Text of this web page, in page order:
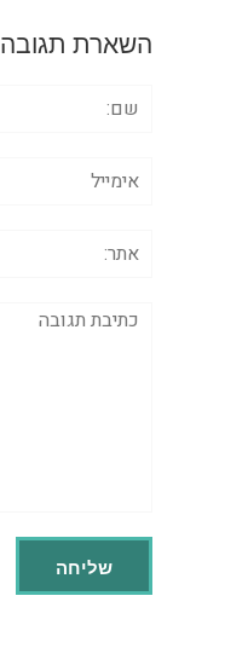
השארת תגובה
תגובה